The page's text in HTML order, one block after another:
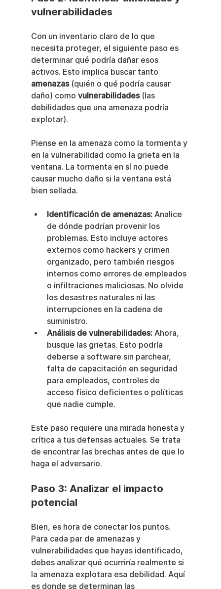
vulnerabilidades
Con un inventario claro de lo que
necesita proteger, el siguiente paso es
determinar qué podría dañar esos
activos. Esto implica buscar tanto
amenazas (quién o qué podría causar
daño) como vulnerabilidades (las
debilidades que una amenaza podría
explotar).
Piense en la amenaza como la tormenta y
en la vulnerabilidad como la grieta en la
ventana. La tormenta en sí no puede
causar mucho daño si la ventana está
bien sellada.
Identificación de amenazas: Analice
de dónde podrían provenir los
problemas. Esto incluye actores
externos como hackers y crimen
organizado, pero también riesgos
internos como errores de empleados
o infiltraciones maliciosas. No olvide
los desastres naturales ni las
interrupciones en la cadena de
suministro.
Análisis de vulnerabilidades: Ahora,
busque las grietas. Esto podría
deberse a software sin parchear,
falta de capacitación en seguridad
para empleados, controles de
acceso físico deficientes o políticas
que nadie cumple.
Este paso requiere una mirada honesta y
crítica a tus defensas actuales. Se trata
de encontrar las brechas antes de que lo
haga el adversario.
Paso 3: Analizar el impacto
potencial
Bien, es hora de conectar los puntos.
Para cada par de amenazas y
vulnerabilidades que hayas identificado,
debes analizar qué ocurriría realmente si
la amenaza explotara esa debilidad. Aquí
es donde se determinan las